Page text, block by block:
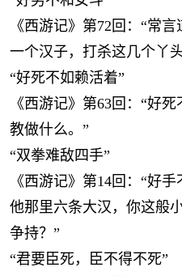
《西游记》第72回：“常
一个汉子，打杀这几个丫
“好死不如赖活着”
《西游记》第63回：“好
教做什么。”
“双拳难敌四手”
《西游记》第14回：“好
他那里六条大汉，你这般
争持？”
“君要臣死，臣不得不死”